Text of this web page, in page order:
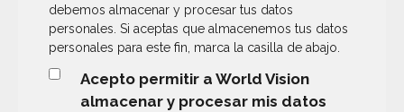
debemos almacenar y procesar tus datos
personales. Si aceptas que almacenemos tus datos
personales para este fin, marca la casilla de abajo.
Acepto permitir a World Vision
almacenar y procesar mis datos